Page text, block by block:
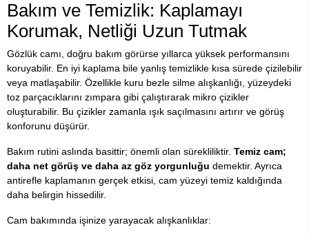
Bakım ve Temizlik: Kaplamayı
Korumak, Netliği Uzun Tutmak
Gözlük camı, doğru bakım görürse yıllarca yüksek performansını
koruyabilir. En iyi kaplama bile yanlış temizlikle kısa sürede çizilebilir
veya matlaşabilir. Özellikle kuru bezle silme alışkanlığı, yüzeydeki
toz parçacıklarını zımpara gibi çalıştırarak mikro çizikler
oluşturabilir. Bu çizikler zamanla ışık saçılmasını artırır ve görüş
konforunu düşürür.
Bakım rutini aslında basittir; önemli olan sürekliliktir. Temiz cam;
daha net görüş ve daha az göz yorgunluğu demektir. Ayrıca
antirefle kaplamanın gerçek etkisi, cam yüzeyi temiz kaldığında
daha belirgin hissedilir.
Cam bakımında işinize yarayacak alışkanlıklar: